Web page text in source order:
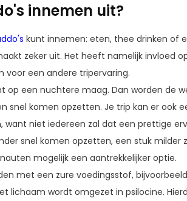
innemen uit?
kunt innemen: eten, thee drinken of
zeker uit. Het heeft namelijk invloed
voor een andere tripervaring.
op een nuchtere maag. Dan worden de
komen opzetten. Je trip kan er ook
niet iedereen zal dat een prettige
snel komen opzetten, een stuk milder
mogelijk een aantrekkelijker optie.
met een zure voedingsstof,
lichaam wordt omgezet in psilocine.